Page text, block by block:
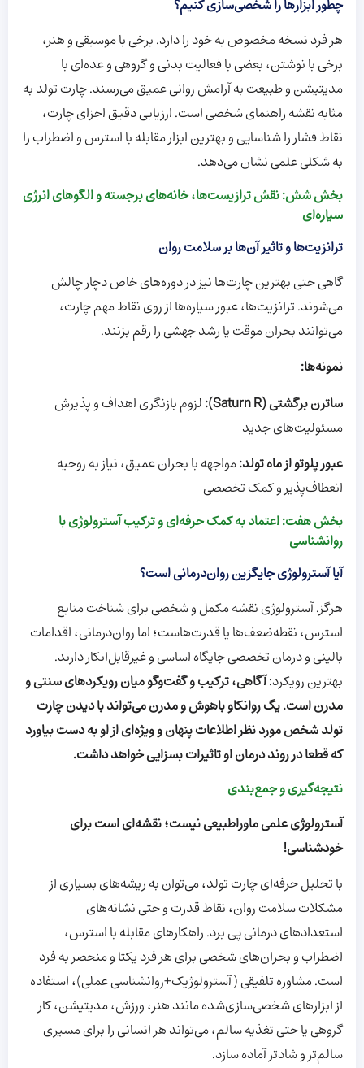
چطور ابزارها را شخصی‌سازی کنیم؟
هر فرد نسخه مخصوص به خود را دارد. برخی با موسیقی و هنر،
برخی با نوشتن، بعضی با فعالیت بدنی و گروهی و عده‌ای با
مدیتیشن و طبیعت به آرامش روانی عمیق می‌رسند. چارت تولد به
مثابه نقشه راهنمای شخصی است‌. ارزیابی دقیق اجزای چارت،
نقاط فشار را شناسایی و بهترین ابزار مقابله با استرس و اضطراب را
به شکلی علمی نشان می‌دهد.
بخش شش: نقش ترازیست‌ها، خانه‌های برجسته و الگوهای انرژی
سیاره‌ای
ترانزیت‌ها و تاثیر آن‌ها بر سلامت روان
گاهی حتی بهترین چارت‌ها نیز در دوره‌های خاص دچار چالش
می‌شوند. ترانزیت‌ها، عبور سیاره‌ها از روی نقاط مهم چارت،
می‌توانند بحران موقت یا رشد جهشی را رقم بزنند.
نمونه‌ها:
ساترن برگشتی (Saturn R):
لزوم بازنگری اهداف و پذیرش
مسئولیت‌های جدید
عبور پلوتو از ماه تولد:مواجهه با بحران عمیق، نیاز به روحیه
انعطاف‌پذیر و کمک تخصصی
بخش هفت: اعتماد به کمک حرفه‌ای و ترکیب آسترولوژی با
روانشناسی
آیا آسترولوژی جایگزین روان‌درمانی است؟
هرگز. آسترولوژی نقشه مکمل و شخصی برای شناخت منابع
استرس، نقطه‌ضعف‌ها یا قدرت‌هاست؛ اما روان‌درمانی، اقدامات
بالینی و درمان تخصصی جایگاه اساسی و غیرقابل‌انکار دارند.
بهترین رویکرد:آگاهی، ترکیب و گفت‌وگو میان رویکردهای سنتی و
مدرن است. یگ روانکاو باهوش و مدرن می‌تواند با دیدن چارت
تولد شخص مورد نظر اطلاعات پنهان و ویژه‌ای از او به دست بیاورد
که قطعا در روند درمان او تاثیرات بسزایی خواهد داشت.
نتیجه‌گیری و جمع‌بندی
آسترولوژی علمی ماورا‌طبیعی نیست؛ نقشه‌ای است برای
خودشناسی!
با تحلیل حرفه‌ای چارت تولد، می‌توان به ریشه‌های بسیاری از
مشکلات سلامت روان، نقاط قدرت و حتی نشانه‌های
استعدادهای درمانی پی برد. راهکارهای مقابله با استرس،
اضطراب و بحران‌های شخصی برای هر فرد یکتا و منحصر به فرد
است. مشاوره تلفیقی (آسترولوژیک+روانشناسی عملی)، استفاده
از ابزارهای شخصی‌سازی‌شده مانند هنر، ورزش، مدیتیشن، کار
گروهی یا حتی تغذیه سالم، می‌تواند هر انسانی را برای مسیری
سالم‌تر و شادتر آماده سازد.